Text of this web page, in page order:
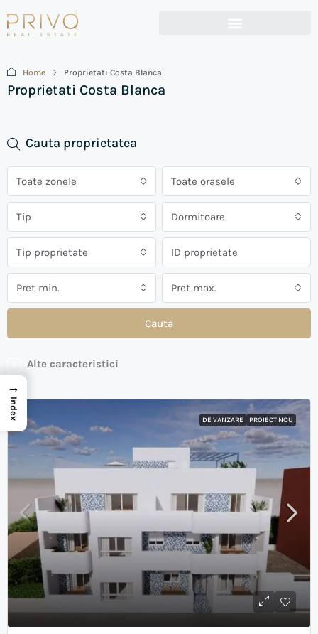
Home Proprietati Costa Blanca
Proprietati Costa Blanca
Cauta proprietatea
Toate zonele Toate orasele
Tip Dormitoare
Tip proprietate
Pret min. Pret max.
Cauta
Alte caracteristici
DE VANZARE PROIECT NOU
→
Index